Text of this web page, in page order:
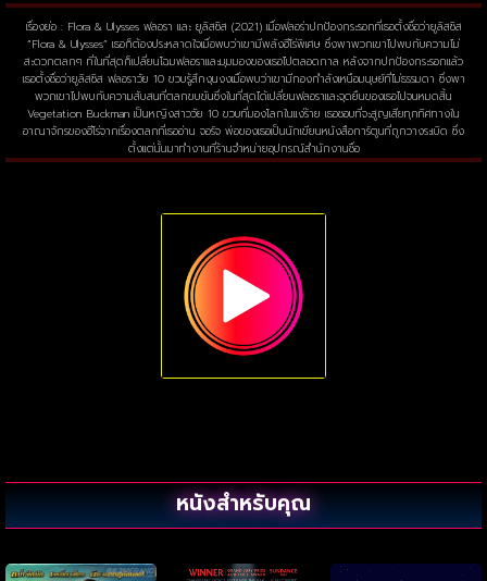
เรื่องย่อ : Flora & Ulysses ฟลอรา และ ยูลิสซิส (2021) เมื่อฟลอร่าปกป้องกระรอกที่เธอตั้งชื่อว่ายูลิสซิส
“Flora & Ulysses” เธอก็ต้องประหลาดใจเมื่อพบว่าเขามีพลังฮีโร่พิเศษ ซึ่งพาพวกเขาไปพบกับความไม่
สะดวกตลกๆ ที่ในที่สุดก็เปลี่ยนโฉมฟลอราและมุมมองของเธอไปตลอดกาล หลังจากปกป้องกระรอกแล้ว
เธอตั้งชื่อว่ายูลิสซิส ฟลอราวัย 10 ขวบรู้สึกงุนงงเมื่อพบว่าเขามีกองกำลังเหนือมนุษย์ที่ไม่ธรรมดา ซึ่งพา
พวกเขาไปพบกับความสับสนที่ตลกขบขันซึ่งในที่สุดได้เปลี่ยนฟลอราและจุดยืนของเธอไปจนหมดสิ้น
Vegetation Buckman เป็นหญิงสาววัย 10 ขวบที่มองโลกในแง่ร้าย เธอชอบที่จะสูญเสียทุกทิศทางใน
อาณาจักรของฮีโร่จากเรื่องตลกที่เธออ่าน จอร์จ พ่อของเธอเป็นนักเขียนหนังสือการ์ตูนที่ถูกวางระเบิด ซึ่ง
ตั้งแต่นั้นมาทำงานที่ร้านจำหน่ายอุปกรณ์สำนักงานชื่อ
หนังสำหรับคุณ